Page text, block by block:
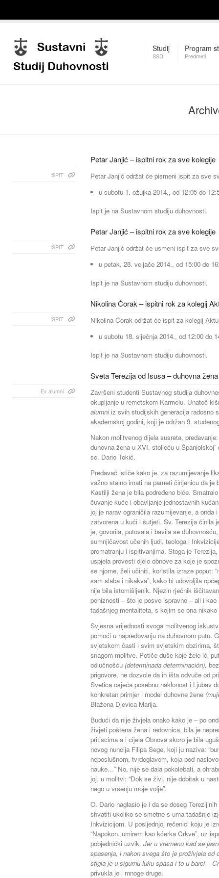
Studij
SSD
Program
Predmeti
Petar Janjić – ispitni rok za sve kolegije
ISPIT
Petar Janjić održat će pismeni ispit za sve
u subotu 1. ožujka 2014., od 12:05 do
Ispit je na Sustavnom studiju duhovnosti.
Petar Janjić – ispitni rok za sve kolegije
ISPIT
Petar Janjić održat će usmeni ispit za sve
u petak, 28. veljače 2014., od 15:00 do
Ispit je na Sustavnom studiju duhovnosti.
Nikolina Ćorak – ispitni rok za kolegij
ISPIT
Nikolina Ćorak održat će ispit za kolegij
u subotu 18. siječnja 2014., od 12:00 do
Ispit je na Sustavnom studiju duhovnosti.
Sveta Terezija od Isusa – duhovna
Ex alumni
Završeni studenti Sustavnog studija
okupljanje u remetskom Karmelu. Unatoč
alumniiz svih studijskih generacija radosno
akademskoj godini, koji je održan 9.
Nakon molitvenog dijela susreta,
duhovna žena u XVI. stoljeću u
sc. Dario Tokić.
Predavač ističe kako je, za razumijevanje
važno stalno imati na pameti činjenicu da je
Kastilji žena je bila podređeno biće.
čuvanje kuće i obavljanje jednostavnih
joj je narav ograničila razumijevanje, a onda
zatvorena u kući i šutjeti. Sv. Terezija činila
je, govorila, putovala i bavila se
sumnjičavost učenih ljudi, teologa i
promatranju i ispitivanjima. Stoga je
uspjela provesti djelo obnove za koje je
se njome, želi učiniti, koristila izraze poput:
sam slaba i nikakva”, kako bi udovoljila
nije bila istomišljenik. Njezin rječnik
poniznosti – što je posve ispravno – ali i
tadašnjeg mentaliteta, s kojim se ona
Svjesna vrijednosti svoga molitvenog
pomoći u napredovanju na duhovnom putu.
svjetskom časti i svim svjetskim obzirima,
snagom molitve. Potiče duše koje žele ići
odlučnošću (determinada determinación),
prigovore, ne dozvole da ih išta odvuče od
Svetica osjeća posebnu naklonost i Ljubav
konkretan primjer i model duhovne žene
Blažena Djevica Marija.
Budući da nije živjela onako kako je – po
živjeti poštena žena i redovnica, bila je
pritiscima a i cijela Obnova skoro je bila
novog nuncija Filipa Sege, koji ju naziva:
neposlušnom, tvrdoglavom, koja pod
nauke…” No, nije se dala pokolebati, a
joj, u molitvi: “Dok se živi, nije dobitak u
nego u vršenju moje volje”.
O. Dario naglasio je i da se doseg
shvatiti ukoliko se smetne s uma tadašnje
Inkvizicijom. U posljednjoj rečenici koju je
“Napokon, umirem kao kćerka Crkve”, uz
pobjednički uzvik. Jer u vremenu kad se
spasenja, i nakon svega što je proživjela od
stigla je u sigurnu luku spasa i to u barci –
privukla je i mnoge druge.